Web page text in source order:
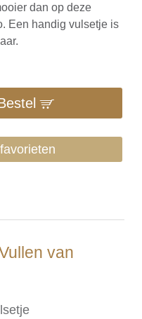
dan op deze
Een handig vulsetje is
van